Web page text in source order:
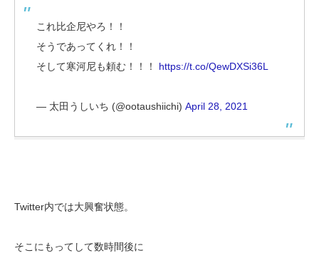
これ比企尼やろ！！
そうであってくれ！！
そして寒河尼も頼む！！！ https://t.co/QewDXSi36L
— 太田うしいち (@ootaushiichi) April 28, 2021
Twitter内では大興奮状態。
そこにもってして数時間後に